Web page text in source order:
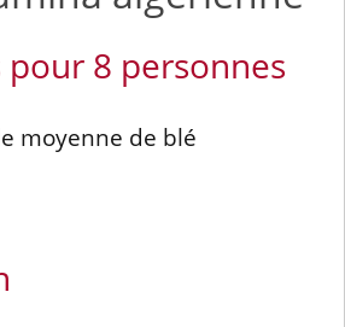
8 personnes
moyenne de blé